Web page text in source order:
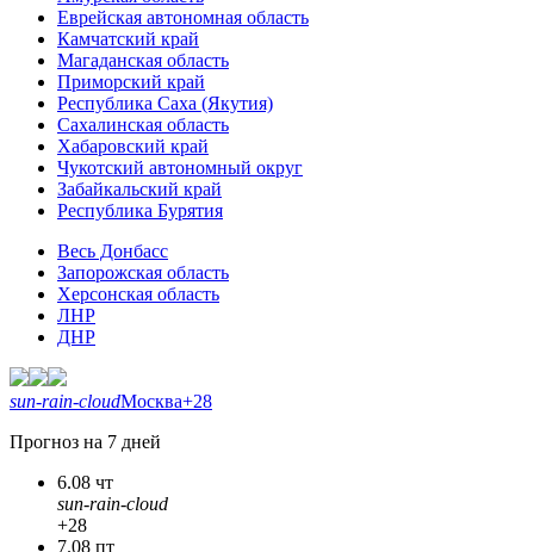
Еврейская автономная область
Камчатский край
Магаданская область
Приморский край
Республика Саха (Якутия)
Сахалинская область
Хабаровский край
Чукотский автономный округ
Забайкальский край
Республика Бурятия
Весь Донбасс
Запорожская область
Херсонская область
ЛНР
ДНР
sun-rain-cloudМосква+28
Прогноз на 7 дней
6.08 чт
sun-rain-cloud
+28
7.08 пт